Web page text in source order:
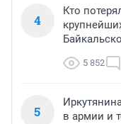
4
Кто
5 852
5
в армии и